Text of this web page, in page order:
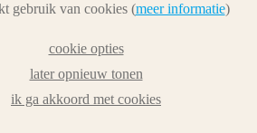
instructie video's viaYou Tube.
enGraflantaarn.nl
gebruik van cookies (meer informatie)
cookie opties
later opnieuw tonen
ik ga akkoord met cookies